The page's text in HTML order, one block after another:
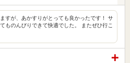
すが、あかすりがとっても良かったです！ サ
ものんびりできて快適でした。 またぜひ行こ